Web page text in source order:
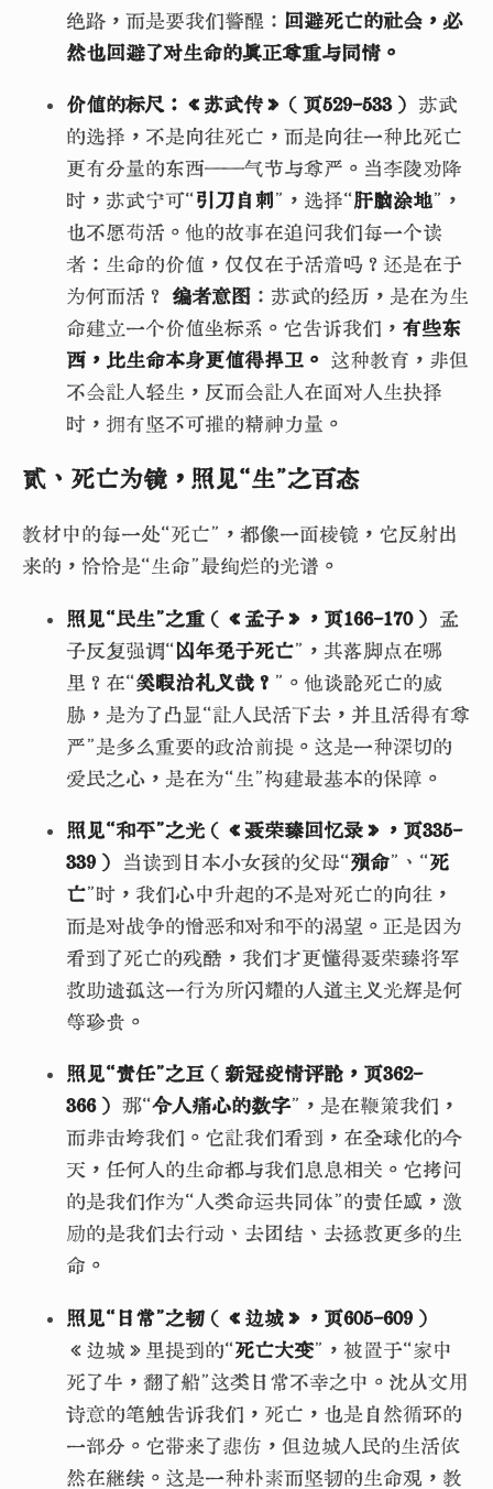
绝路，而是要我们警醒： 回避死亡的社会，必
然也回避了对生命的真正尊重与同情。
价值的标尺：《苏武传》（页529-533）
苏武
的选择，不是向往死亡，而是向往一种比死亡
更有分量的东西——气节与尊严。当李陵劝降
时，苏武宁可“ 引刀自刺”，选择“肝脑涂地”，
也不愿苟活。他的故事在追问我们每一个读
者：生命的价值，仅仅在于活着吗？还是在于
为何而活？ 编者意图 ：苏武的经历，是在为生
命建立一个价值坐标系。它告诉我们， 有些东
西，比生命本身更值得捍卫。
这种教育，非但
不会让人轻生，反而会让人在面对人生抉择
时，拥有坚不可摧的精神力量。
贰、死亡为镜，照见“生”之百态
教材中的每一处“死亡”，都像一面棱镜，它反射出
来的，恰恰是“生命”最绚烂的光谱。
照见“民生”之重（《孟子》，页166-170）
孟
子反复强调“凶年免于死亡”，其落脚点在哪
里？在“奚暇治礼义哉？ ”。他谈论死亡的威
胁，是为了凸显“让人民活下去，并且活得有尊
严”是多么重要的政治前提。这是一种深切的
爱民之心，是在为“生”构建最基本的保障。
照见“和平”之光（《聂荣臻回忆录》，页335-
339）
当读到日本小女孩的父母“殒命”、“死
亡”时，我们心中升起的不是对死亡的向往，
而是对战争的憎恶和对和平的渴望。正是因为
看到了死亡的残酷，我们才更懂得聂荣臻将军
救助遗孤这一行为所闪耀的人道主义光辉是何
等珍贵。
照见“责任”之巨（新冠疫情评论，页362-
366） 那“令人痛心的数字”，是在鞭策我们，
而非击垮我们。它让我们看到，在全球化的今
天，任何人的生命都与我们息息相关。它拷问
的是我们作为“人类命运共同体”的责任感，激
励的是我们去行动、去团结、去拯救更多的生
命。
照见“日常”之韧（《边城》，页605-609）
《边城》里提到的“死亡大变”，被置于“家中
死了牛，翻了船”这类日常不幸之中。沈从文用
诗意的笔触告诉我们，死亡，也是自然循环的
一部分。它带来了悲伤，但边城人民的生活依
然在继续。这是一种朴素而坚韧的生命观，教